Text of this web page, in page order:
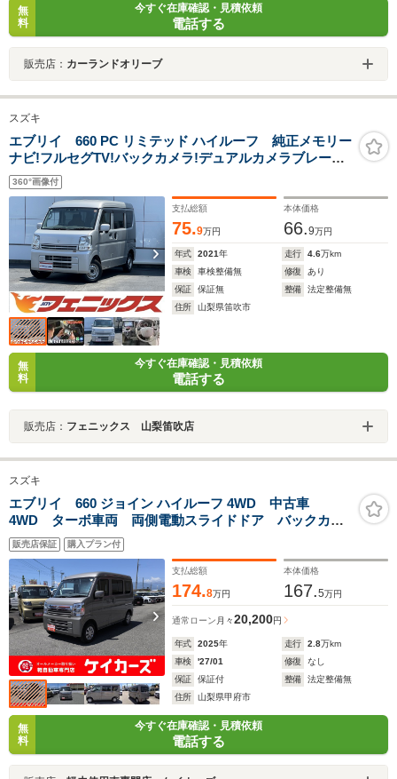
無
料
今すぐ在庫確認・見積依頼
電話する
販売店： カーランドオリーブ
スズキ
エブリイ 660 PC リミテッド ハイルーフ 純正メモリー
ナビ!フルセグTV!バックカメラ!デュアルカメラブレーキ
S!リアパーキングセンサー!オートハイビーム!ESP!キー
レス!オーバーヘッドシェルフ!電格ミラー!Pガラス!ABS!
360°画像付
支払総額
75.9万円
本体価格
66.9万円
年式 2021年 走行 4.6万km
車検
車検整備無 修復
あり
保証
保証無 整備
法定整備無
住所
山梨県笛吹市
無
料
今すぐ在庫確認・見積依頼
電話する
販売店： フェニックス 山梨笛吹店
スズキ
エブリイ 660 ジョイン ハイルーフ 4WD 中古車
4WD ターボ車両 両側電動スライドドア バックカメ
ラアイ付ディスプレイオーディオ装着車 フルオートエ
アコン 運転席シートヒーター搭載 スズキセーフティ
ーサポート搭載
販売店保証 購入プラン付
支払総額
174.8万円
本体価格
167.5万円
通常ローン 月々20,200円
年式 2025年 走行 2.8万km
車検
'27/01 修復
なし
保証
保証付 整備
法定整備無
住所
山梨県甲府市
無
料
今すぐ在庫確認・見積依頼
電話する